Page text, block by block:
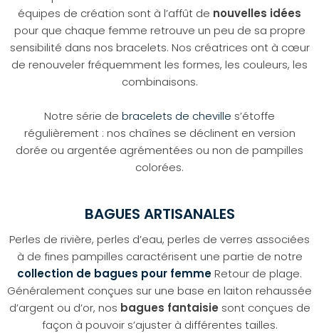
équipes de création sont à l’affût de nouvelles idées
pour que chaque femme retrouve un peu de sa propre
sensibilité dans nos bracelets. Nos créatrices ont à cœur
de renouveler fréquemment les formes, les couleurs, les
combinaisons.
Notre série de bracelets de cheville s’étoffe
régulièrement : nos chaînes se déclinent en version
dorée ou argentée agrémentées ou non de pampilles
colorées.
BAGUES ARTISANALES
Perles de rivière, perles d’eau, perles de verres associées
à de fines pampilles caractérisent une partie de notre
collection de bagues pour femmeRetour de plage.
Généralement conçues sur une base en laiton rehaussée
d’argent ou d’or, nos bagues fantaisie sont conçues de
façon à pouvoir s’ajuster à différentes tailles.